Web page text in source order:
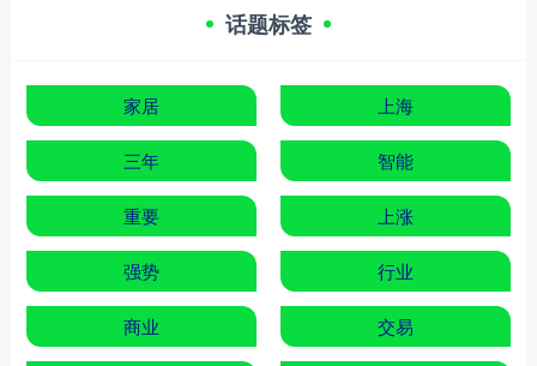
话题标签
家居 上海
三年 智能
重要 上涨
强势 行业
商业 交易